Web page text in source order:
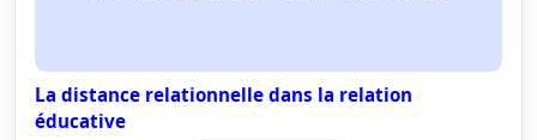
La distance relationnelle dans la relation
éducative